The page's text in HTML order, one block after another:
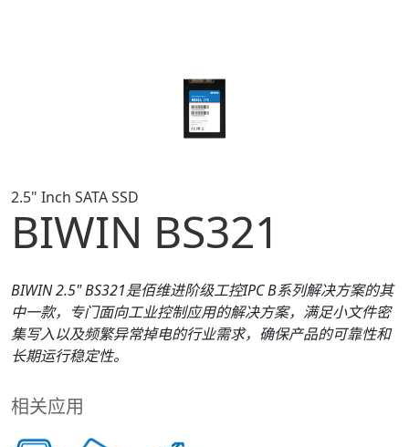
2.5" Inch SATA SSD
BIWIN BS321
BIWIN2.5"BS321是佰维进阶级工控IPCB系列解决方案的其
中一款，专门面向工业控制应用的解决方案，满足小文件密
集写入以及频繁异常掉电的行业需求，确保产品的可靠性和
长期运行稳定性。
相关应用